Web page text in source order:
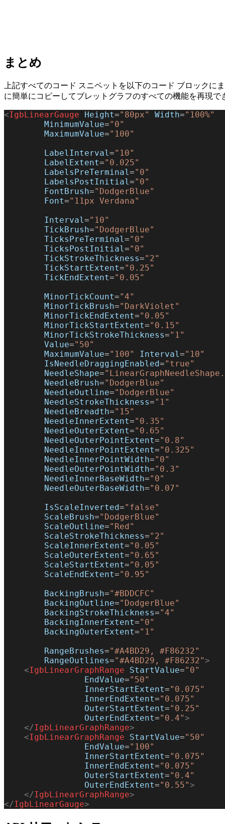
まとめ
上記すべてのコード スニペットを以下のコード ブロックに
に簡単にコピーしてブレットグラフのすべての機能を再現で
<IgbLinearGauge Height="80px" Width="100%"
        MinimumValue
="0"
        MaximumValue
="100"
        LabelInterval
="10"
        LabelExtent
="0.025"
        LabelsPreTerminal
="0"
        LabelsPostInitial
="0"
        FontBrush
="DodgerBlue"
        Font
="11px Verdana"
        Interval
="10"
        TickBrush
="DodgerBlue"
        TicksPreTerminal
="0"
        TicksPostInitial
="0"
        TickStrokeThickness
="2"
        TickStartExtent
="0.25"
        TickEndExtent
="0.05"
        MinorTickCount
="4"
        MinorTickBrush
="DarkViolet"
        MinorTickEndExtent
="0.05"
        MinorTickStartExtent
="0.15"
        MinorTickStrokeThickness
="1"
        Value
="50"
        MaximumValue
="100" Interval="10"
        IsNeedleDraggingEnabled
="true"
        NeedleShape
=
        NeedleBrush
="DodgerBlue"
        NeedleOutline
="DodgerBlue"
        NeedleStrokeThickness
="1"
        NeedleBreadth
="15"
        NeedleInnerExtent
="0.35"
        NeedleOuterExtent
="0.65"
        NeedleOuterPointExtent
="0.8"
        NeedleInnerPointExtent
="0.325"
        NeedleInnerPointWidth
="0"
        NeedleOuterPointWidth
="0.3"
        NeedleInnerBaseWidth
="0"
        NeedleOuterBaseWidth
="0.07"
        IsScaleInverted
="false"
        ScaleBrush
="DodgerBlue"
        ScaleOutline
="Red"
        ScaleStrokeThickness
="2"
        ScaleInnerExtent
="0.05"
        ScaleOuterExtent
="0.65"
        ScaleStartExtent
="0.05"
        ScaleEndExtent
="0.95"
        BackingBrush
="#BDDCFC"
        BackingOutline
="DodgerBlue"
        BackingStrokeThickness
="4"
        BackingInnerExtent
="0"
        BackingOuterExtent
="1"
        RangeBrushes
="#A4BD29, #F86232"
        RangeOutlines
="#A4BD29, #F86232">
    <
IgbLinearGraphRange StartValue="0"
                EndValue
="50"
                InnerStartExtent
="0.075"
                InnerEndExtent
="0.075"
                OuterStartExtent
="0.25"
                OuterEndExtent
="0.4">
    </
IgbLinearGraphRange>
    <
IgbLinearGraphRange StartValue="50"
                EndValue
="100"
                InnerStartExtent
="0.075"
                InnerEndExtent
="0.075"
                OuterStartExtent
="0.4"
                OuterEndExtent
="0.55">
    </
IgbLinearGraphRange>
</IgbLinearGauge>